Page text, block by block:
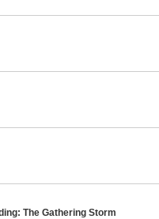
The Gathering Storm